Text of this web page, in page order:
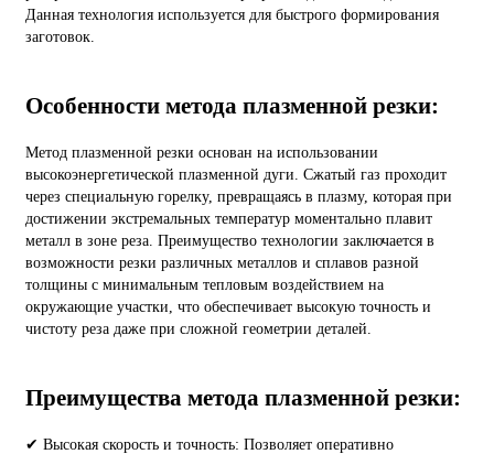
Данная технология используется для быстрого формирования
заготовок.
Особенности метода плазменной резки:
Метод плазменной резки основан на использовании
высокоэнергетической плазменной дуги. Сжатый газ проходит
через специальную горелку, превращаясь в плазму, которая при
достижении экстремальных температур моментально плавит
металл в зоне реза. Преимущество технологии заключается в
возможности резки различных металлов и сплавов разной
толщины с минимальным тепловым воздействием на
окружающие участки, что обеспечивает высокую точность и
чистоту реза даже при сложной геометрии деталей.
Преимущества метода плазменной резки:
✔ Высокая скорость и точность: Позволяет оперативно